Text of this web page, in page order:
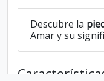
Descubre la
Amar y su